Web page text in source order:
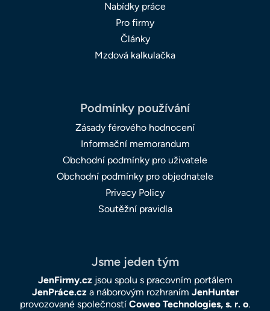
Nabídky práce
Pro firmy
Články
Mzdová kalkulačka
Podmínky používání
Zásady férového hodnocení
Informační memorandum
Obchodní podmínky pro uživatele
Obchodní podmínky pro objednatele
Privacy Policy
Soutěžní pravidla
Jsme jeden tým
JenFirmy.czjsou spolu s pracovním portálem
JenPráce.cza náborovým rozhraním JenHunter
provozované společností Coweo Technologies, s. r. o.